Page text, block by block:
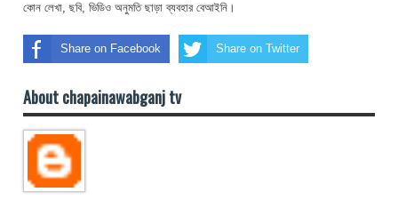
কোন লেখা, ছবি, ভিডিও অনুমতি ছাড়া ব্যবহার বেআইনি।
Share on Facebook Share on Twitter
About chapainawabganj tv